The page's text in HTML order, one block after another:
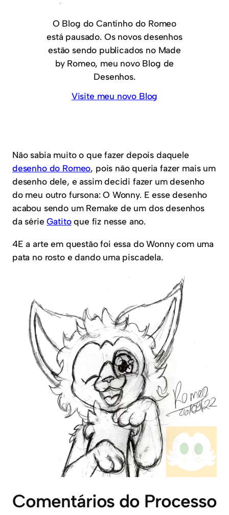
O Blog do Cantinho do Romeo
está pausado. Os novos desenhos
estão sendo publicados no Made
by Romeo, meu novo Blog de
Desenhos.
Visite meu novo Blog
Não sabia muito o que fazer depois daquele
desenho do Romeo, pois não queria fazer mais um
desenho dele, e assim decidi fazer um desenho
do meu outro fursona: O Wonny. E esse desenho
acabou sendo um Remake de um dos desenhos
da sérieGatitoque fiz nesse ano.
4E a arte em questão foi essa do Wonny com uma
pata no rosto e dando uma piscadela.
Comentários do Processo